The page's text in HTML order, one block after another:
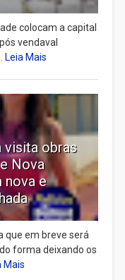
colocam a capital
vendaval
Leia Mais
visita obras
Nova
nova e
que em breve será
forma deixando os
Mais